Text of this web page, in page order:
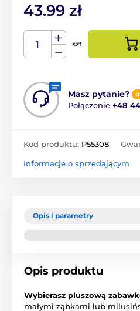
43.99 zł
szt
Masz pytanie?
Połączenie +48
Kod produktu: P55308
Informacje o sprzedającym
Opis i parametry
Opis produktu
Wybierasz pluszową
małymi ząbkami lub